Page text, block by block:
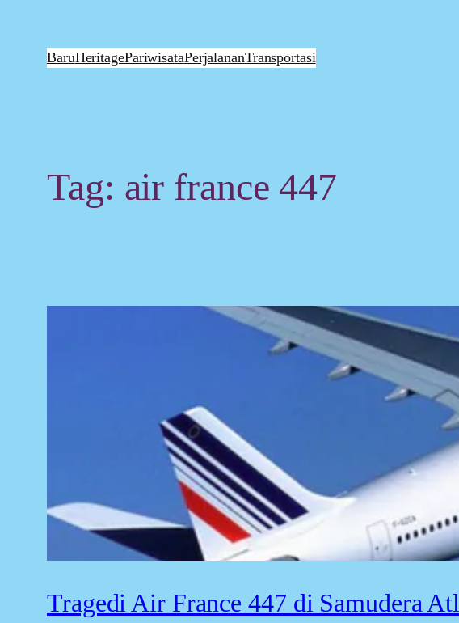
contentBaruHeritagePariwisataPerjalananTransportasi
Tag: air france 447
Tragedi Air France 447 di Samudera